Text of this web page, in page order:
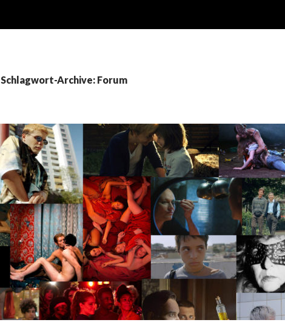
Schlagwort-Archive: Forum